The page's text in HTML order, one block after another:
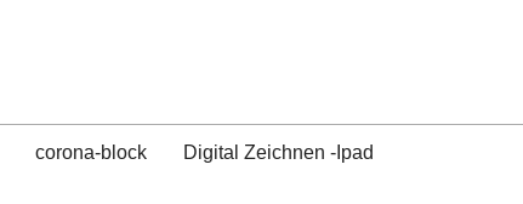
corona-block Digital Zeichnen -Ipad